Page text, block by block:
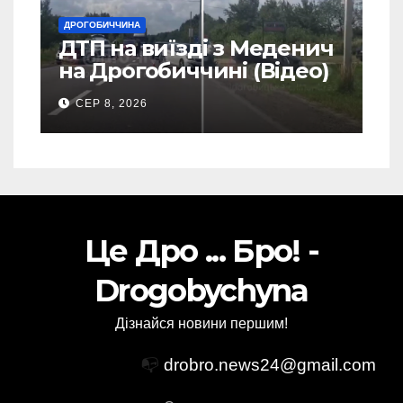
ДРОГОБИЧЧИНА
ДТП на виїзді з Меденич
на Дрогобиччині (Відео)
СЕР 8, 2026
Це Дро ... Бро! -
Drogobychyna
Дізнайся новини першим!
📭 drobro.news24@gmail.com